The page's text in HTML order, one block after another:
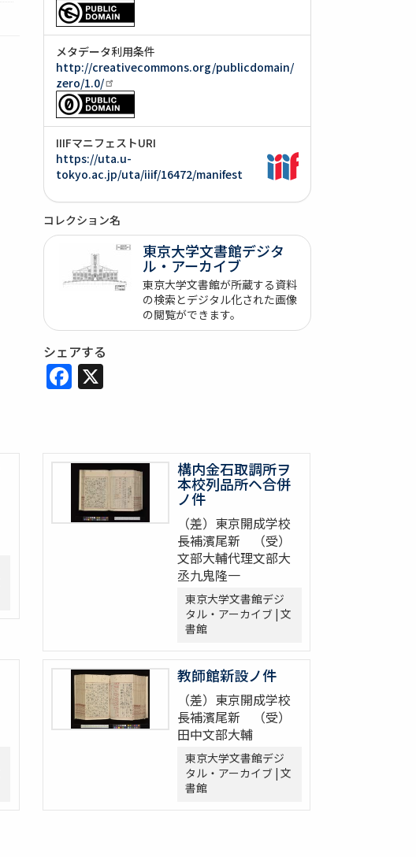
メタデータ利用条件
http://creativecommons.org/publicdomain/
zero/1.0/
IIIFマニフェストURI
https://uta.u-
tokyo.ac.jp/uta/iiif/16472/manifest
コレクション名
東京大学文書館デジタ
ル・アーカイブ
東京大学文書館が所蔵する資料
の検索とデジタル化された画像
の閲覧ができます。
シェアする
Facebook
X
構内金石取調所ヲ
本校列品所ヘ合併
ノ件
（差）東京開成学校
長補濱尾新 （受）
文部大輔代理文部大
丞九鬼隆一
東京大学文書館デジ
タル・アーカイブ | 文
書館
教師館新設ノ件
（差）東京開成学校
長補濱尾新 （受）
田中文部大輔
東京大学文書館デジ
タル・アーカイブ | 文
書館